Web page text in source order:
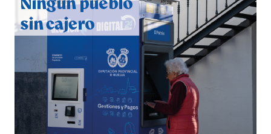
hace 5 días·Huelvatv